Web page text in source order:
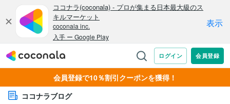
会員登録で10％割引クーポンを獲得！
ココナラブログ